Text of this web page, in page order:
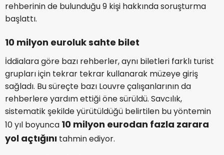
rehberinin de bulunduğu 9 kişi hakkında soruşturma
başlattı.
10 milyon euroluk sahte bilet
İddialara göre bazı rehberler, aynı biletleri farklı turist
grupları için tekrar tekrar kullanarak müzeye giriş
sağladı. Bu süreçte bazı Louvre çalışanlarının da
rehberlere yardım ettiği öne sürüldü. Savcılık,
sistematik şekilde yürütüldüğü belirtilen bu yöntemin
10 yıl boyunca 10 milyon eurodan fazla zarara
yol açtığını tahmin ediyor.